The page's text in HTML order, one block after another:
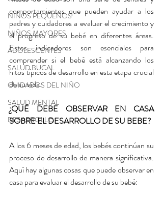
NIÑOS PEQUEÑOS
NIÑOS MAYORES
ADOLESCENTES
SALUD BUCAL
CUIDADOS DEL NIÑO
SALUD MENTAL
DESARROLLO
comportamientos que pueden ayudar a los
padres y cuidadores a evaluar el crecimiento y
el progreso de su bebé en diferentes áreas.
Estos indicadores son esenciales para
comprender si el bebé está alcanzando los
hitos típicos de desarrollo en esta etapa crucial
de su vida.
¿QUÉ DEBE OBSERVAR EN CASA
SOBRE EL DESARROLLO DE SU BEBE?
A los 6 meses de edad, los bebés continúan su
proceso de desarrollo de manera significativa.
Aquí hay algunas cosas que puede observar en
casa para evaluar el desarrollo de su bebé: